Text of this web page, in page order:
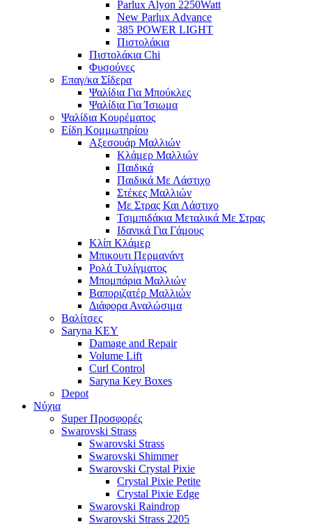
Parlux Alyon 2250Watt
New Parlux Advance
385 POWER LIGHT
Πιστολάκια
Πιστολάκια Chi
Φυσούνες
Επαγ/κα Σίδερα
Ψαλίδια Για Μπούκλες
Ψαλίδια Για Ίσιωμα
Ψαλίδια Κουρέματος
Είδη Κομμωτηρίου
Αξεσουάρ Μαλλιών
Κλάμερ Μαλλιών
Παιδικά
Παιδικά Με Λάστιχο
Στέκες Μαλλιών
Με Στρας Και Λάστιχο
Τσιμπιδάκια Μεταλικά Με Στρας
Ιδανικά Για Γάμους
Κλίπ Κλάμερ
Μπικουτι Περμανάντ
Ρολά Τυλίγματος
Μπομπάρια Μαλλιών
Βαποριζατέρ Μαλλιών
Διάφορα Αναλώσιμα
Βαλίτσες
Saryna KEY
Damage and Repair
Volume Lift
Curl Control
Saryna Key Boxes
Depot
Νύχια
Super Προσφορές
Swarovski Strass
Swarovski Strass
Swarovski Shimmer
Swarovski Crystal Pixie
Crystal Pixie Petite
Crystal Pixie Edge
Swarovski Raindrop
Swarovski Strass 2205